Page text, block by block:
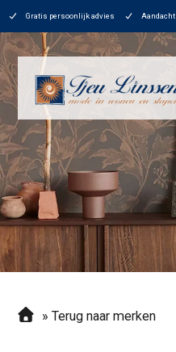
Gratis persoonlijk advies Aandacht
»Terug naar merken